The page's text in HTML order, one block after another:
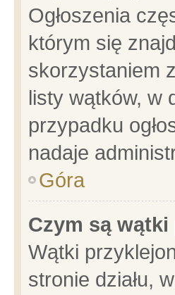
Ogłoszenia
którym się
skorzystaniem
listy wątków, w
przypadku
nadaje
Góra
Czym są
Wątki
stronie działu,